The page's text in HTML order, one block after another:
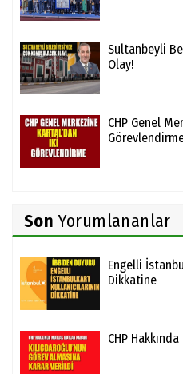
Sultanbeyli
Olay!
CHP Genel
Son Yorumlananlar
Engelli
Dikkatine
CHP